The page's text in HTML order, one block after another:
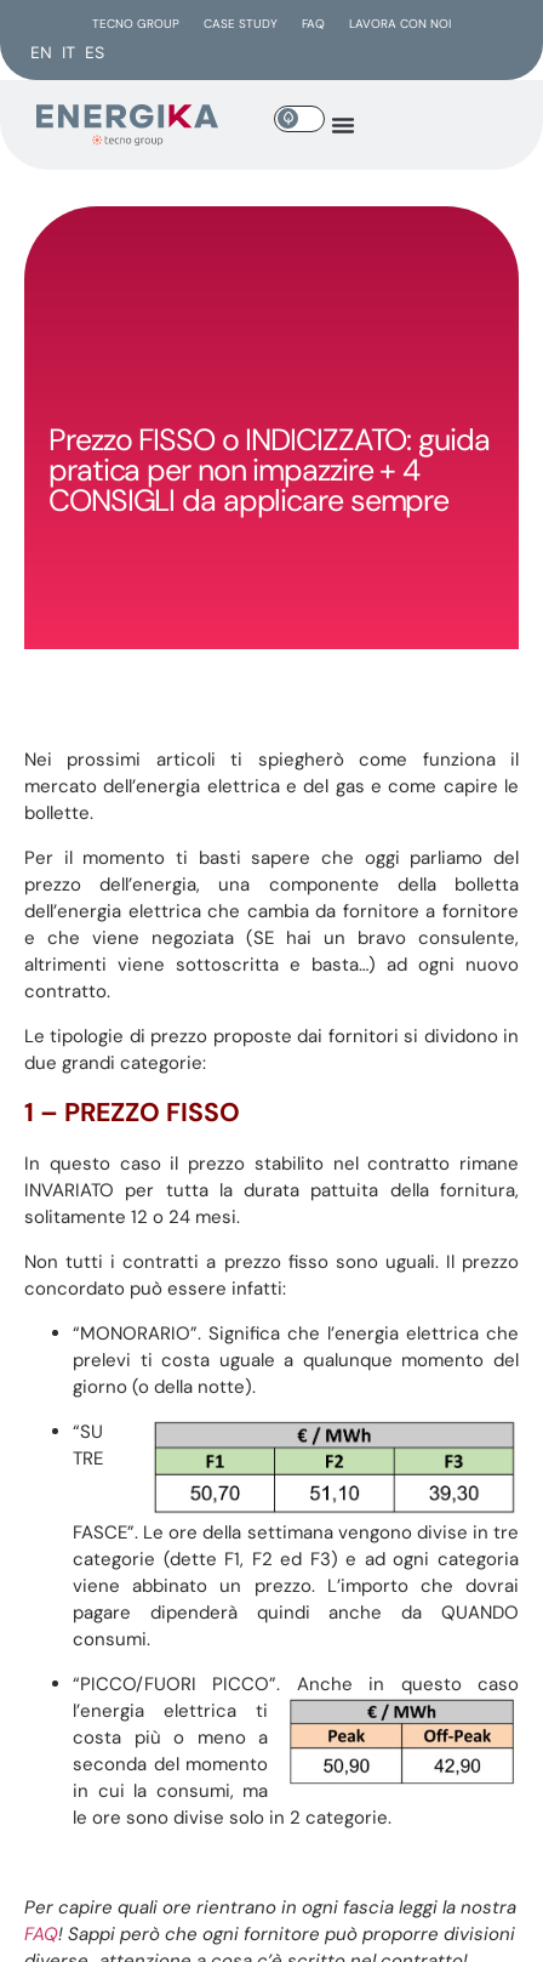
TECNO GROUP CASE STUDY FAQ LAVORA CON NOI
EN IT ES
Prezzo FISSO o INDICIZZATO: guida
pratica per non impazzire + 4
CONSIGLI da applicare sempre
Nei prossimi articoli ti spiegherò come funziona il
mercato dell’energia elettrica e del gas e come capire le
bollette.
Per il momento ti basti sapere che oggi parliamo del
prezzo dell’energia, una componente della bolletta
dell’energia elettrica che cambia da fornitore a fornitore
e che viene negoziata (SE hai un bravo consulente,
altrimenti viene sottoscritta e basta…) ad ogni nuovo
contratto.
Le tipologie di prezzo proposte dai fornitori si dividono in
due grandi categorie:
1 – PREZZO FISSO
In questo caso il prezzo stabilito nel contratto rimane
INVARIATO per tutta la durata pattuita della fornitura,
solitamente 12 o 24 mesi.
Non tutti i contratti a prezzo fisso sono uguali. Il prezzo
concordato può essere infatti:
“MONORARIO”. Significa che l’energia elettrica che
prelevi ti costa uguale a qualunque momento del
giorno (o della notte).
“SU
TRE
FASCE”. Le ore della settimana vengono divise in tre
categorie (dette F1, F2 ed F3) e ad ogni categoria
viene abbinato un prezzo. L’importo che dovrai
pagare dipenderà quindi anche da QUANDO
consumi.
“PICCO/FUORI PICCO”. Anche in questo caso
l’energia elettrica ti
costa più o meno a
seconda del momento
in cui la consumi, ma
le ore sono divise solo in 2 categorie.
Per capire quali ore rientrano in ogni fascia leggi la nostra
FAQ! Sappi però che ogni fornitore può proporre divisioni